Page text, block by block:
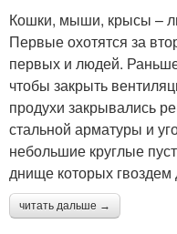
Кошки, мыши, крысы –
Первые охотятся за
первых и людей.
чтобы закрыть
продухи закрывались
стальной арматуры и
небольшие круглые
днище которых гвоздем
читать дальше →